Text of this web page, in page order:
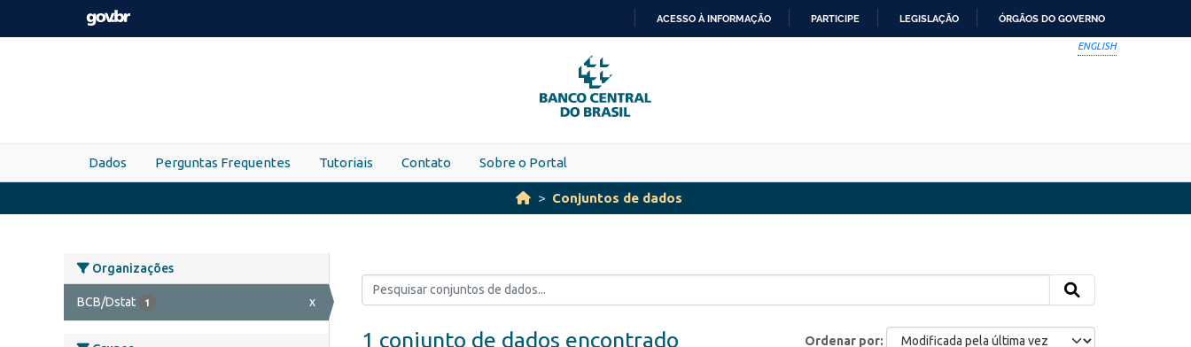
Skip to main content
PARA
O
CONTEÚDO
ACESSO À INFORMAÇÃO PARTICIPE LEGISLAÇÃO ÓRGÃOS DO GOVERNO
ENGLISH
Dados Perguntas Frequentes Tutoriais Contato Sobre o Portal
Conjuntos de dados
Organizações
BCB/Dstat 1 x
Ordenar por
1 conjunto de dados encontrado